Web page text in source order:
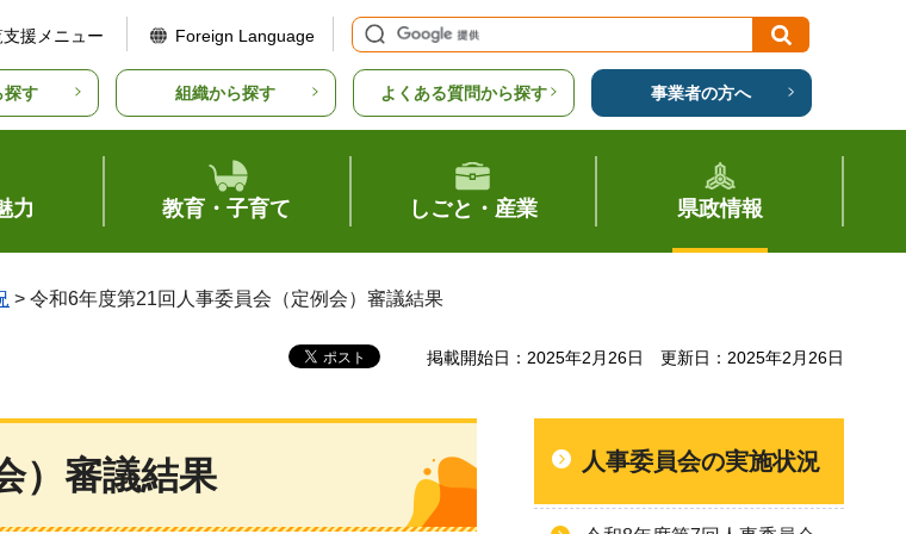
支援メニュー Foreign Language
探す 組織から探す よくある質問から探す 事業者の方へ
力 教育・子育て しごと・産業 県政情報
> 令和6年度第21回人事委員会（定例会）審議結果
掲載開始日：2025年2月26日 更新日：2025年2月26日
）審議結果 人事委員会の実施状況